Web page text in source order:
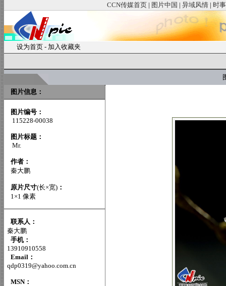
CCN传媒首页 | 图片中国 | 异域风情 | 时
设为首页 - 加入收藏夹
图片信息：
图片编号：
115228-00038
图片标题：
Mr.
作者：
秦大鹏
原片尺寸(长×宽) ：
1×1 像素
联系人：
秦大鹏
手机：
13910910558
Email：
qdp0319@yahoo.com.cn
MSN：